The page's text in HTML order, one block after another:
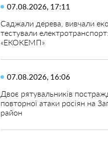
07.08.2026, 17:11
Саджали дерева, вивчали
тестували
«ЕКОКЕМП»
07.08.2026, 16:06
Двоє рятувальників
повторної атаки росіян на
район